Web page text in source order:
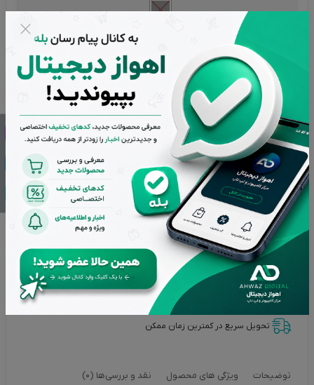
گارانتی 30 ماهه الماس ایران
افزودن به سبد خرید
مهم و قابل توجه
تمامی کالاهای فروشگاه اهواز دیجیتال دارای گارانتی اصالت و
سلامت فیزیکی می باشند و کلیه کالاهای استوک دارای ده روز مهلت
تست هستند.
تضمین بهترین قیمت بازار
پشتیبانی از ساعت 9 تا 20 بجز ایام تعطیل
بازگشت وجه در صورت عدم رضایت
اصالت کالاها از برترین برندها
تحویل سریع در کمترین زمان ممکن
توضیحات ویژگی های محصول نقد و بررسی‌ها (0)